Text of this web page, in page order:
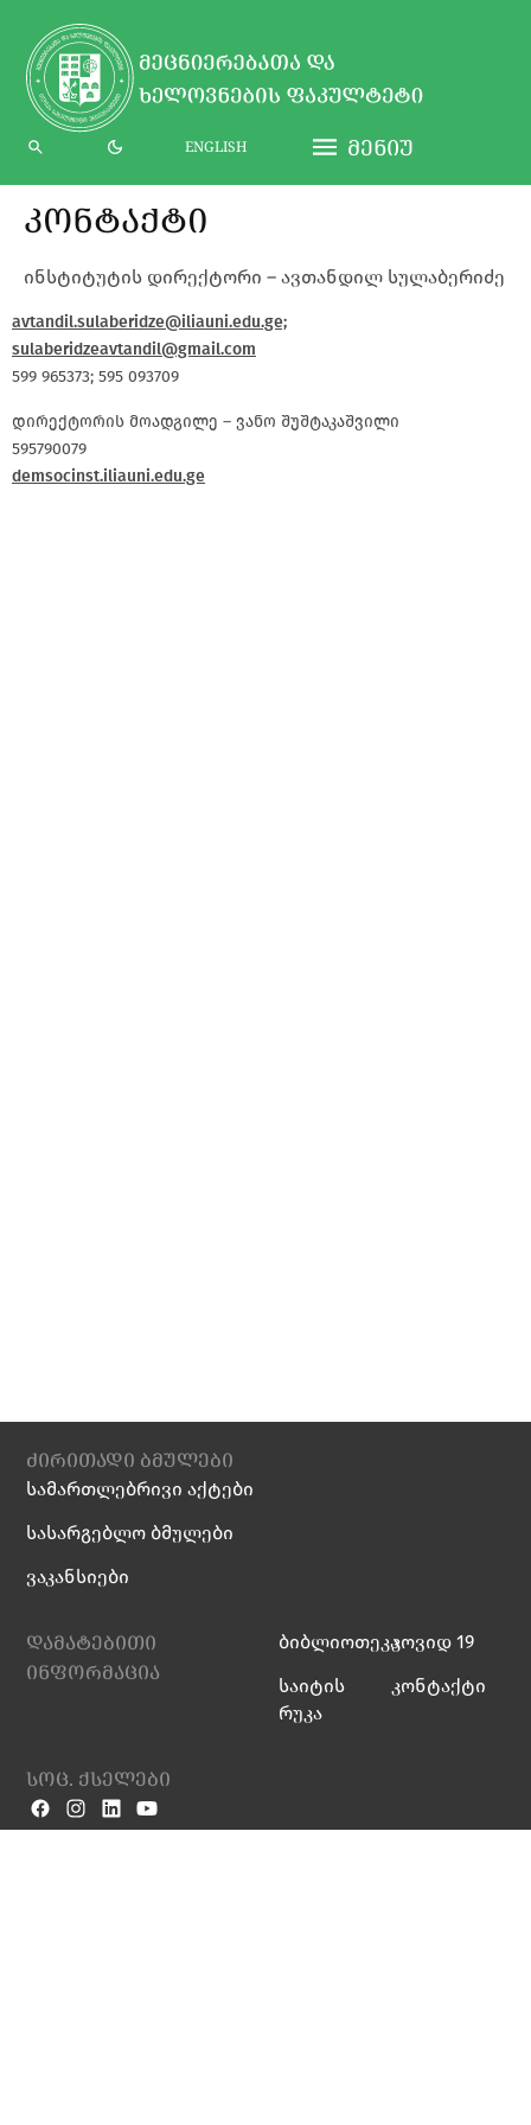
ENGLISH ᲛᲔᲜᲘᲣ
ᲙᲝᲜᲢᲐᲥᲢᲘ
ინსტიტუტის დირექტორი – ავთანდილ სულაბერიძე
avtandil.sulaberidze@iliauni.edu.ge;
sulaberidzeavtandil@gmail.com
599 965373; 595 093709
დირექტორის მოადგილე – ვანო შუშტაკაშვილი
595790079
demsocinst.iliauni.edu.ge
ძირითადი ბმულები
სამართლებრივი აქტები
სასარგებლო ბმულები
ვაკანსიები
დამატებითი
ინფორმაცია
ბიბლიოთეკა
საიტის
რუკა
კოვიდ 19
კონტაქტი
სოც. ქსელები